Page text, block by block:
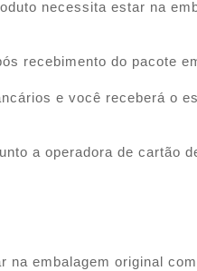
necessita estar na
recebimento do pacote
e você receberá o
a operadora de cartão
na embalagem original